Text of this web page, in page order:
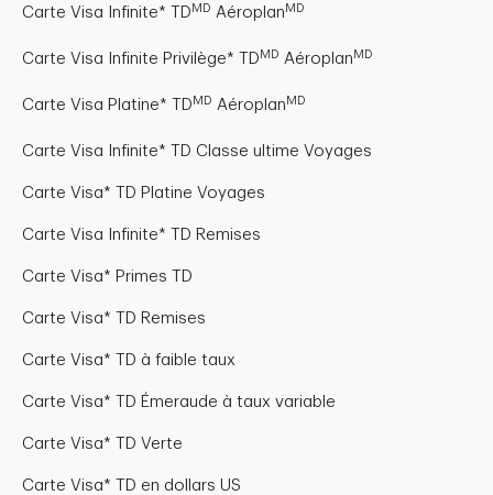
Carte Visa Infinite* TD MD Aéroplan MD
Carte Visa Infinite Privilège* TD MD Aéroplan MD
Carte Visa Platine* TD MD Aéroplan MD
Carte Visa Infinite* TD Classe ultime Voyages
Carte Visa* TD Platine Voyages
Carte Visa Infinite* TD Remises
Carte Visa* Primes TD
Carte Visa* TD Remises
Carte Visa* TD à faible taux
Carte Visa* TD Émeraude à taux variable
Carte Visa* TD Verte
Carte Visa* TD en dollars US